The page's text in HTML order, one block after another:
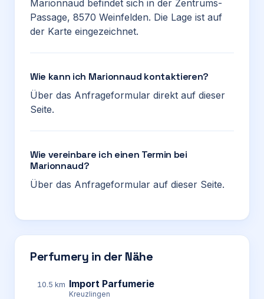
Marionnaud befindet sich in der Zentrums-
Passage, 8570 Weinfelden. Die Lage ist auf
der Karte eingezeichnet.
Wie kann ich Marionnaud kontaktieren?
Über das Anfrageformular direkt auf dieser
Seite.
Wie vereinbare ich einen Termin bei
Marionnaud?
Über das Anfrageformular auf dieser Seite.
Perfumery in der Nähe
10.5 km Import Parfumerie
Kreuzlingen